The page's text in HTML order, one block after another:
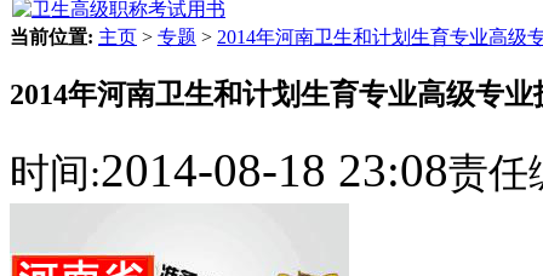
当前位置: 主页 > 专题 > 2014年河南卫生和计划生育专业高级
2014年河南卫生和计划生育专业高级专
时间:2014-08-18 23:08责任